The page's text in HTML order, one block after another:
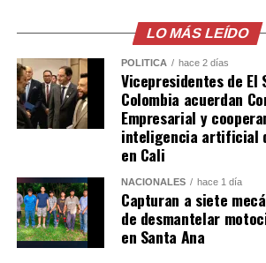
el protocolo de
búsqueda, en
coordinación
@PNCSV.
Afortunadamente,
sido localizado
víctima de
delito.
LO MÁS LEÍDO
POLÍTICA hace 2 días
Vicepresidentes de El
Colombia acuerdan
Empresarial y
inteligencia artificial
en Cali
NACIONALES hace 1 día
Capturan a siete
de desmantelar
en Santa Ana